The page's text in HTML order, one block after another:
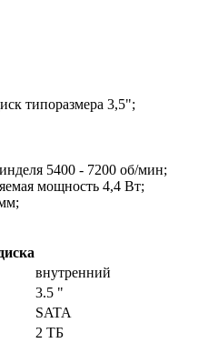
типоразмера 3,5";
5400 - 7200 об/мин;
мощность 4,4 Вт;
внутренний
3.5 "
SATA
2 ТБ